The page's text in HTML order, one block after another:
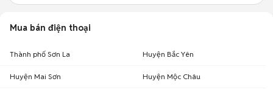
Mua bán điện thoại
Thành phố Sơn La Huyện Bắc Yên
Huyện Mai Sơn Huyện Mộc Châu